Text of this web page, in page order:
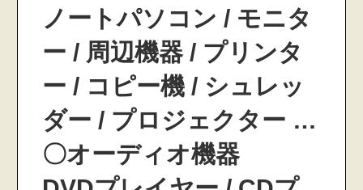
ノートパソコン / モニタ
ー / 周辺機器 / プリンタ
ー / コピー機 / シュレッ
ダー / プロジェクター …
〇オーディオ機器